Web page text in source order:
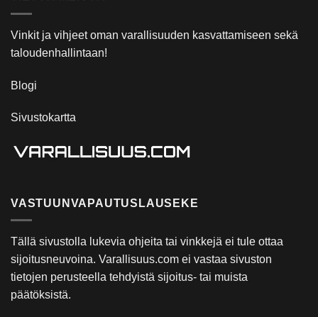
Vinkit ja vihjeet oman varallisuuden kasvattamiseen sekä
taloudenhallintaan!
Blogi
Sivustokartta
VASTUUNVAPAUTUSLAUSEKE
Tällä sivustolla lukevia ohjeita tai vinkkejä ei tule ottaa
sijoitusneuvoina. Varallisuus.com ei vastaa sivuston
tietojen perusteella tehdyistä sijoitus- tai muista
päätöksistä.